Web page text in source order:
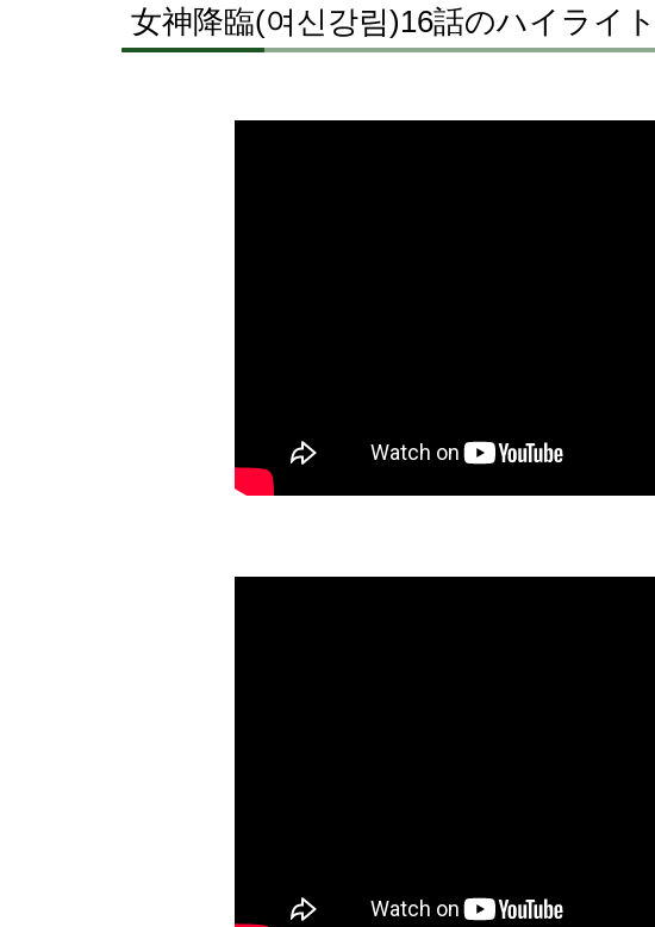
女神降臨(여신강림)16話のハイライ